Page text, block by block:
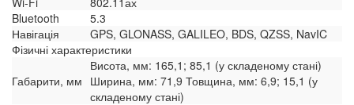
Bluetooth
5.3
Навігація
GPS, GLONASS, GALILEO, BDS, QZSS, NavIC
Фізичні характеристики
Габарити, мм
Висота, мм: 165,1; 85,1 (у складеному стані)
Ширина, мм: 71,9 Товщина, мм: 6,9; 15,1 (у
складеному стані)